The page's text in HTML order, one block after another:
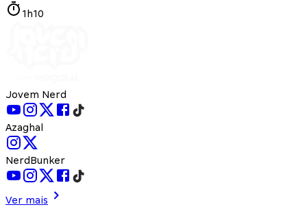
1h10
Jovem Nerd
Azaghal
NerdBunker
Ver mais